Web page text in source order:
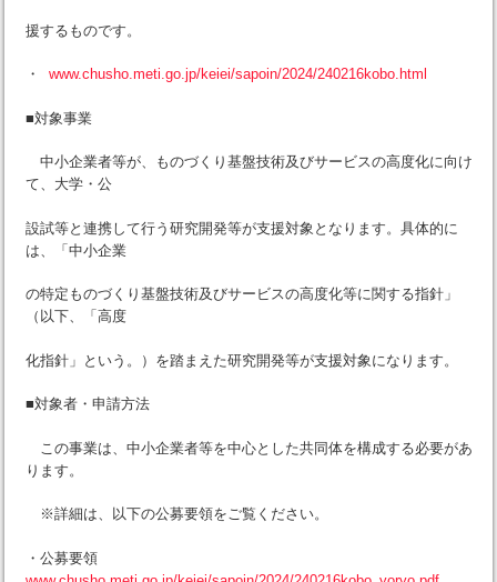
援するものです。
・ www.chusho.meti.go.jp/keiei/sapoin/2024/240216kobo.html
■対象事業
中小企業者等が、ものづくり基盤技術及びサービスの高度化に向け
て、大学・公
設試等と連携して行う研究開発等が支援対象となります。具体的に
は、「中小企業
の特定ものづくり基盤技術及びサービスの高度化等に関する指針」
（以下、「高度
化指針」という。）を踏まえた研究開発等が支援対象になります。
■対象者・申請方法
この事業は、中小企業者等を中心とした共同体を構成する必要があ
ります。
※詳細は、以下の公募要領をご覧ください。
・公募要領